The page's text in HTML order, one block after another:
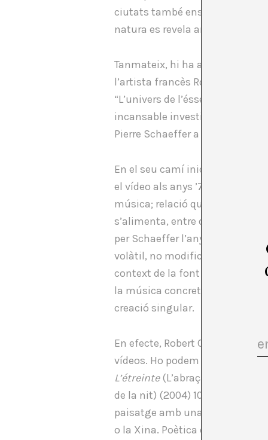
ciutats també ens parla d’una
natura es revela amb les
Tanmateix, hi ha algunes
l’artista francès Robert Cahen
“L’univers de l’ésser” a l’
incansable investigador en
Pierre Schaeffer a París i es va
En el seu camí inicial, la seva
el vídeo als anys ’70,
música; relació que impregna
s’alimenta, entre d’altres, de
per Schaeffer l’any 1948 per
volàtil, no modificable pels
context de la font que l’emet.
la música concreta que,
creació singular.
En efecte, Robert Cahen
vídeos. Ho podem observar en
L’étreinte(L’abraçada) (2003) 9′,
de la nit) (2004) 10′,
paisatge amb una sonoritat
o la Xina. Poètica documental